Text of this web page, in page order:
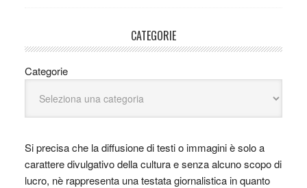
CATEGORIE
Categorie
Si precisa che la diffusione di testi o immagini è solo a
carattere divulgativo della cultura e senza alcuno scopo di
lucro, nè rappresenta una testata giornalistica in quanto